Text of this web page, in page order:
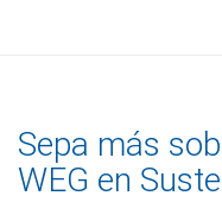
Sepa más
WEG en